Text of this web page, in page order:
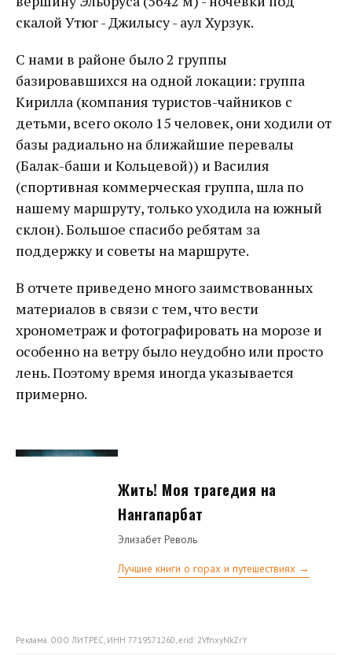
скалой Утюг - Джилысу - аул Хурзук.
С нами в районе было 2 группы
базировавшихся на одной локации: группа
Кирилла (компания туристов-чайников с
детьми, всего около 15 человек, они ходили от
базы радиально на ближайшие перевалы
(Балак-баши и Кольцевой)) и Василия
(спортивная коммерческая группа, шла по
нашему маршруту, только уходила на южный
склон). Большое спасибо ребятам за
поддержку и советы на маршруте.
В отчете приведено много заимствованных
материалов в связи с тем, что вести
хронометраж и фотографировать на морозе и
особенно на ветру было неудобно или просто
лень. Поэтому время иногда указывается
примерно.
Жить! Моя трагедия на
Нангапарбат
Элизабет Револь
Лучшие книги о горах и путешествиях →
Реклама. ООО ЛИТРЕС, ИНН 7719571260, erid: 2VfnxyNkZrY